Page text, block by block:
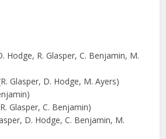
Hodge, R. Glasper, C. Benjamin, M.
Glasper, D. Hodge, M. Ayers)
Glasper, C. Benjamin)
D. Hodge, C. Benjamin, M.